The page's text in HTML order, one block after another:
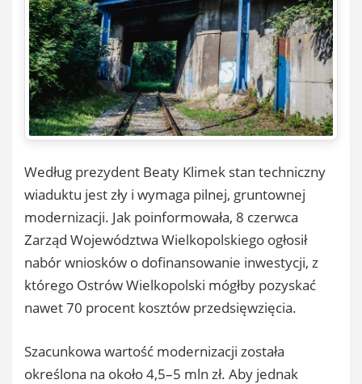
Według prezydent Beaty Klimek stan techniczny
wiaduktu jest zły i wymaga pilnej, gruntownej
modernizacji. Jak poinformowała, 8 czerwca
Zarząd Województwa Wielkopolskiego ogłosił
nabór wniosków o dofinansowanie inwestycji, z
którego Ostrów Wielkopolski mógłby pozyskać
nawet 70 procent kosztów przedsięwzięcia.
Szacunkowa wartość modernizacji została
określona na około 4,5–5 mln zł. Aby jednak